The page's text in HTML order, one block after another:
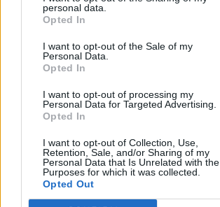
personal data.
Opted In
I want to opt-out of the Sale of my
Personal Data.
Opted In
I want to opt-out of processing my
Personal Data for Targeted Advertising.
Opted In
I want to opt-out of Collection, Use,
Retention, Sale, and/or Sharing of my
Personal Data that Is Unrelated with the
Purposes for which it was collected.
Opted Out
2. Lietuva2 0 137:117
3. Belgija 1 1 151:133
4. Latvija 1 1 127:135
5. Ukraina 0 2 132:147
6. Estija 0 2 112:164